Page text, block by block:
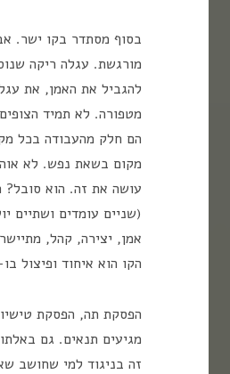
בסוף מסתדר בקו ישר.
מורגשת. עגלה ריקה
להגביל את האמן, את
מטפורה. לא תמיד
הם חלק מהעבודה בכל
מקום בשאת נפש. לא
הקו הוא איחוד ופיצול
הפסקת תה, הפסקת
מגיעים תנאים. גם
זה בניגוד למי שחושב